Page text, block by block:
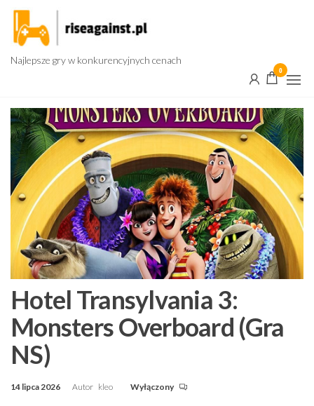
Przejdź
treści
Najlepsze gry w konkurencyjnych cenach
0
Hotel Transylvania 3:
Monsters Overboard (Gra
NS)
14 lipca 2026 Autor kleo Wyłączony